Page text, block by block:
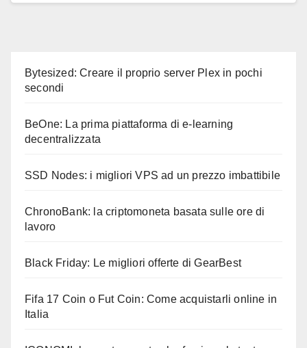
Bytesized: Creare il proprio server Plex in pochi
secondi
BeOne: La prima piattaforma di e-learning
decentralizzata
SSD Nodes: i migliori VPS ad un prezzo imbattibile
ChronoBank: la criptomoneta basata sulle ore di
lavoro
Black Friday: Le migliori offerte di GearBest
Fifa 17 Coin o Fut Coin: Come acquistarli online in
Italia